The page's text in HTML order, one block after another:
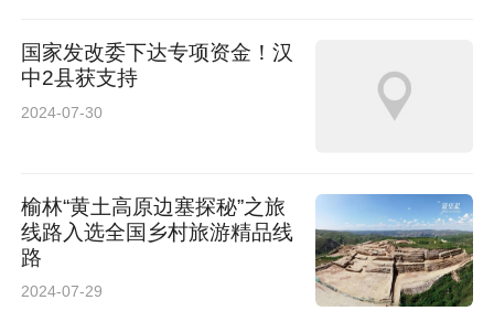
陕西长美科技有限责任公司技术中心模具班组
陕西澳威激光科技有限公司特种激光器组装车间
组装一班
国家发改委下达专项资金！汉
中2县获支持
2024-07-30
榆林“黄土高原边塞探秘”之旅
线路入选全国乡村旅游精品线
路
2024-07-29